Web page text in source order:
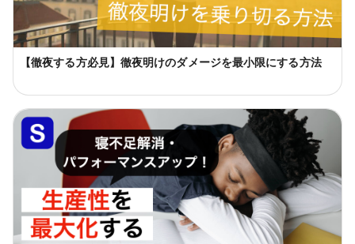
【徹夜する方必見】徹夜明けのダメージを最小限にする方法